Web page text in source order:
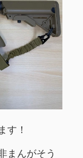
す！
まんがそう